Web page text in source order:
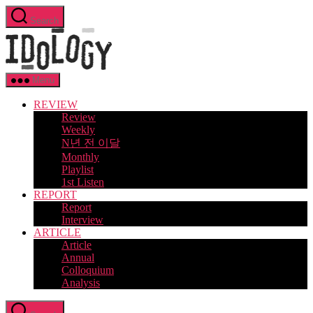
Skip
to
the
content
Search
Menu
REVIEW
Review
Weekly
N년 전 이달
Monthly
Playlist
1st Listen
REPORT
Report
Interview
ARTICLE
Article
Annual
Colloquium
Analysis